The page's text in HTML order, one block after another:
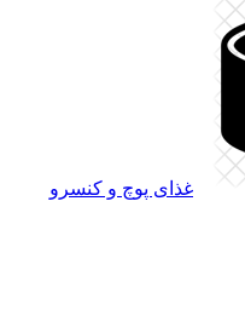
غذای پوچ و کنسرو